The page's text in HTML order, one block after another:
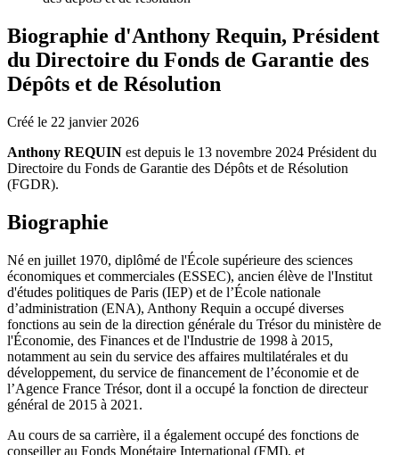
Biographie d'Anthony Requin, Président
du Directoire du Fonds de Garantie des
Dépôts et de Résolution
Créé le 22 janvier 2026
Anthony REQUIN est depuis le 13 novembre 2024 Président du
Directoire du Fonds de Garantie des Dépôts et de Résolution
(FGDR).
Biographie
Né en juillet 1970, diplômé de l'École supérieure des sciences
économiques et commerciales (ESSEC), ancien élève de l'Institut
d'études politiques de Paris (IEP) et de l’École nationale
d’administration (ENA), Anthony Requin a occupé diverses
fonctions au sein de la direction générale du Trésor du ministère de
l'Économie, des Finances et de l'Industrie de 1998 à 2015,
notamment au sein du service des affaires multilatérales et du
développement, du service de financement de l’économie et de
l’Agence France Trésor, dont il a occupé la fonction de directeur
général de 2015 à 2021.
Au cours de sa carrière, il a également occupé des fonctions de
conseiller au Fonds Monétaire International (FMI), et